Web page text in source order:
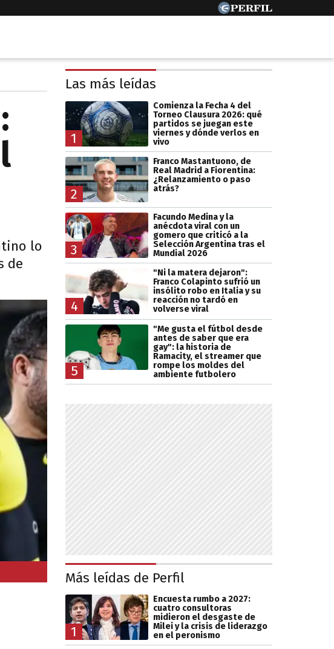
lo
de
Las más leídas
1
Comienza la Fecha 4 del
Torneo Clausura 2026: qué
partidos se juegan este
viernes y dónde verlos en
vivo
2
Franco Mastantuono, de
Real Madrid a Fiorentina:
¿Relanzamiento o paso
atrás?
3
Facundo Medina y la
anécdota viral con un
gomero que criticó a la
Selección Argentina tras el
Mundial 2026
4
"Ni la matera dejaron":
Franco Colapinto sufrió un
insólito robo en Italia y su
reacción no tardó en
volverse viral
5
"Me gusta el fútbol desde
antes de saber que era
gay": la historia de
Ramacity, el streamer que
rompe los moldes del
ambiente futbolero
Más leídas de Perfil
1
Encuesta rumbo a 2027:
cuatro consultoras
midieron el desgaste de
Milei y la crisis de liderazgo
en el peronismo